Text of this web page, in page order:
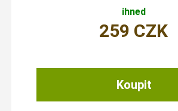
ihned
259 CZK